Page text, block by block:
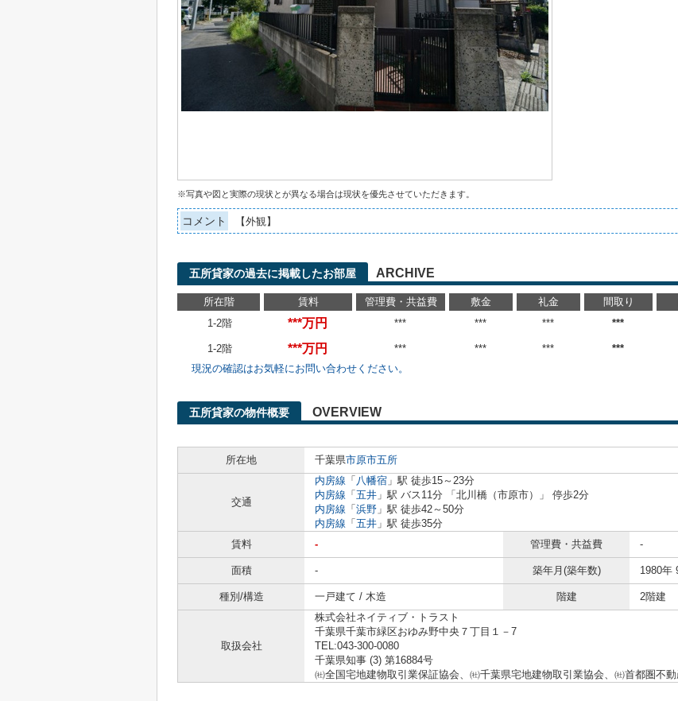
※写真や図と実際の現状とが異なる場合は現状を優先させていただきます。
コメント 【外観】
五所貸家の過去に掲載したお部屋 ARCHIVE
所在階 賃料 管理費・共益費 敷金 礼金 間取り
1-2階
***万円 *** *** *** ***
1-2階 ***万円 *** *** *** ***
現況の確認はお気軽にお問い合わせください。
五所貸家の物件概要 OVERVIEW
所在地
千葉県市原市五所
交通
内房線 「 八幡宿 」駅 徒歩15～23分
内房線 「 五井 」駅 バス11分 「北川橋（市原市）」 停歩2分
内房線 「 浜野 」駅 徒歩42～50分
内房線 「 五井 」駅 徒歩35分
賃料
- 管理費・共益費 -
面積 - 築年月(築年数) 1980年
種別/構造 一戸建て / 木造 階建 2階建
取扱会社
株式会社ネイティブ・トラスト
千葉県千葉市緑区おゆみ野中央７丁目１－7
TEL:043-300-0080
千葉県知事 (3) 第16884号
㈳全国宅地建物取引業保証協会、㈳千葉県宅地建物取引業協会、㈳首都圏不